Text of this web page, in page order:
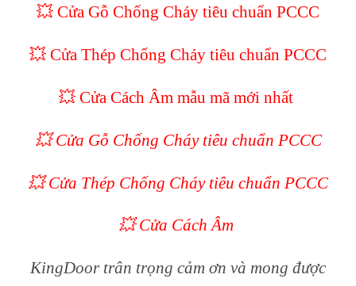
💥 Cửa Gỗ Chống Cháy tiêu chuẩn PCCC
💥 Cửa Thép Chống Cháy tiêu chuẩn PCCC
💥 Cửa Cách Âm mẫu mã mới nhất
💥 Cửa Gỗ Chống Cháy tiêu chuẩn PCCC
💥 Cửa Thép Chống Cháy tiêu chuẩn PCCC
💥Cửa Cách Âm
KingDoor trân trọng cảm ơn và mong được